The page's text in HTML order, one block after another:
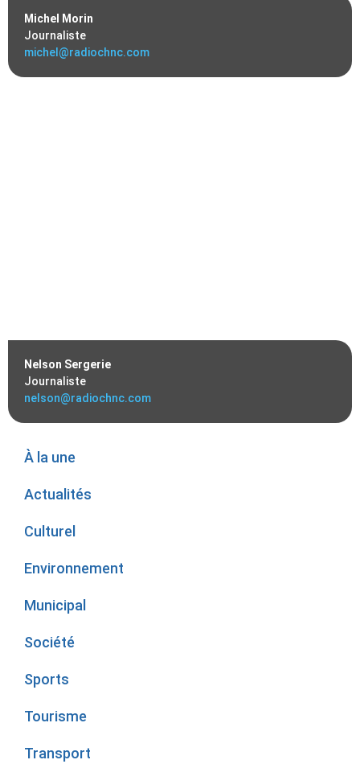
Michel Morin
Journaliste
michel@radiochnc.com
Nelson Sergerie
Journaliste
nelson@radiochnc.com
À la une
Actualités
Culturel
Environnement
Municipal
Société
Sports
Tourisme
Transport